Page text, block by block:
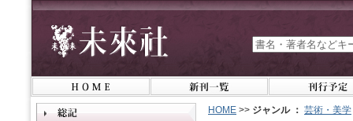
HOME >> ジャンル ： 芸術・美学